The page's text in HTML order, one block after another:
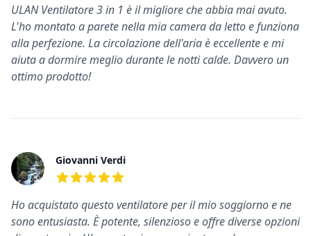
ULAN Ventilatore 3 in 1 è il migliore che abbia mai avuto.
L'ho montato a parete nella mia camera da letto e funziona
alla perfezione. La circolazione dell'aria è eccellente e mi
aiuta a dormire meglio durante le notti calde. Davvero un
ottimo prodotto!
Giovanni Verdi
Ho acquistato questo ventilatore per il mio soggiorno e ne
sono entusiasta. È potente, silenzioso e offre diverse opzioni